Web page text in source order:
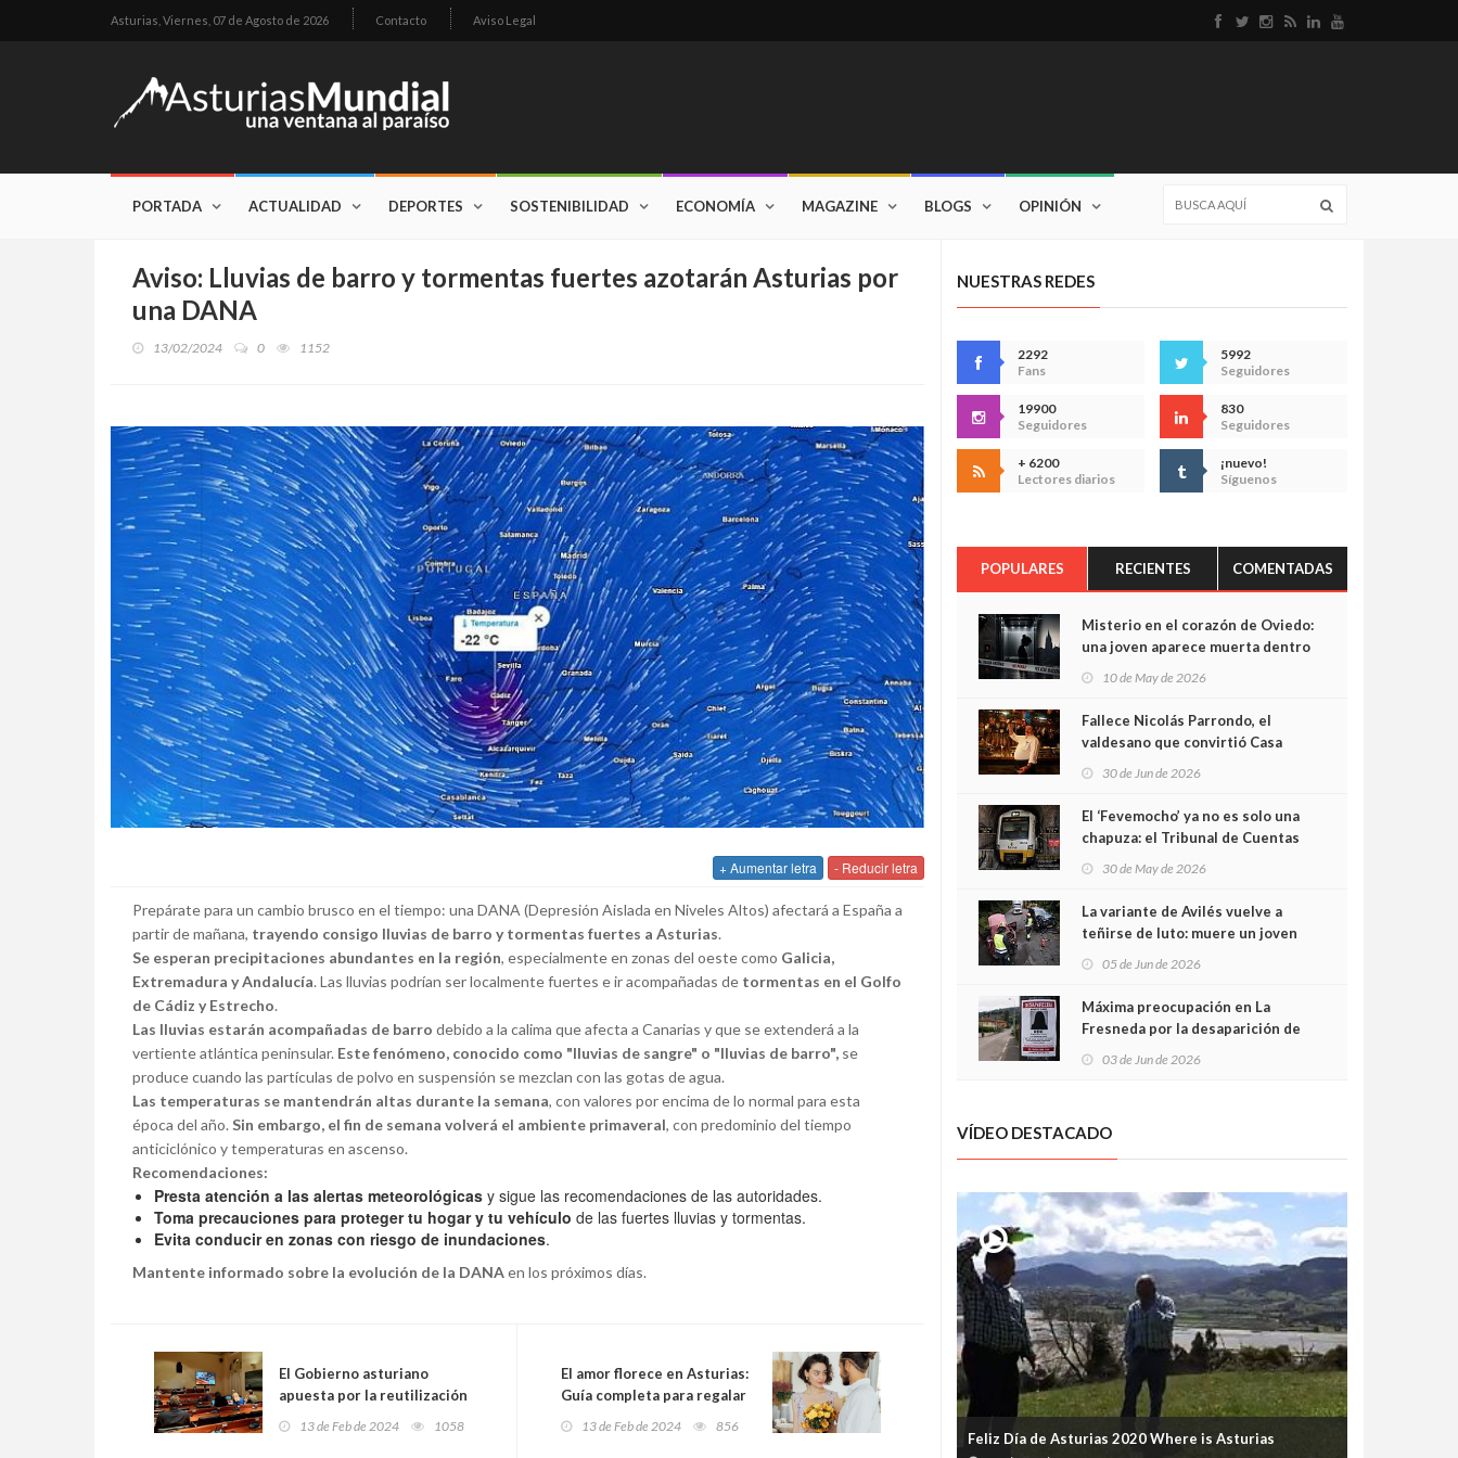
Asturias, Viernes, 07 de Agosto de 2026 Contacto Aviso Legal
PORTADA ACTUALIDAD DEPORTES SOSTENIBILIDAD ECONOMÍA MAGAZINE BLOGS OPINIÓN
Aviso: Lluvias de barro y tormentas fuertes azotarán Asturias por
una DANA
13/02/2024 0 1152
+ Aumentar letra - Reducir letra
Prepárate para un cambio brusco en el tiempo: una DANA (Depresión Aislada en Niveles Altos) afectará a España a
partir de mañana, trayendo consigo lluvias de barro y tormentas fuertes a Asturias.
Se esperan precipitaciones abundantes en la región, especialmente en zonas del oeste como Galicia,
Extremadura y Andalucía. Las lluvias podrían ser localmente fuertes e ir acompañadas de tormentas en el Golfo
de Cádiz y Estrecho.
Las lluvias estarán acompañadas de barro debido a la calima que afecta a Canarias y que se extenderá a la
vertiente atlántica peninsular. Este fenómeno, conocido como "lluvias de sangre" o "lluvias de barro", se
produce cuando las partículas de polvo en suspensión se mezclan con las gotas de agua.
Las temperaturas se mantendrán altas durante la semana, con valores por encima de lo normal para esta
época del año.Sin embargo, el fin de semana volverá el ambiente primaveral, con predominio del tiempo
anticiclónico y temperaturas en ascenso.
Recomendaciones:
Presta atención a las alertas meteorológicas y sigue las recomendaciones de las autoridades.
Toma precauciones para proteger tu hogar y tu vehículo de las fuertes lluvias y tormentas.
Evita conducir en zonas con riesgo de inundaciones.
Mantente informado sobre la evolución de la DANAen los próximos días.
El Gobierno asturiano
apuesta por la reutilización
de espacios y la
13 de Feb de 2024 1058
El amor florece en Asturias:
Guía completa para regalar
flores en San Valentín
13 de Feb de 2024 856
NUESTRAS REDES
2292
Fans
5992
Seguidores
19900
Seguidores
830
Seguidores
+ 6200
Lectores diarios
¡nuevo!
Síguenos
POPULARES RECIENTES COMENTADAS
Misterio en el corazón de Oviedo:
una joven aparece muerta dentro
cámaras captan sus últimos
minutos
10 de May de 2026
Fallece Nicolás Parrondo, el
valdesano que convirtió Casa
30 de Jun de 2026
El ‘Fevemocho’ ya no es solo una
chapuza: el Tribunal de Cuentas
sobrecoste de los trenes que no
cabían por los túneles
30 de May de 2026
La variante de Avilés vuelve a
teñirse de luto: muere un joven
05 de Jun de 2026
Máxima preocupación en La
Fresneda por la desaparición de
03 de Jun de 2026
VÍDEO DESTACADO
Feliz Día de Asturias 2020 Where is Asturias